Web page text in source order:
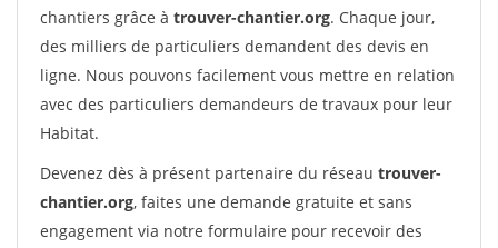
chantiers grâce à trouver-chantier.org. Chaque jour,
des milliers de particuliers demandent des devis en
ligne. Nous pouvons facilement vous mettre en relation
avec des particuliers demandeurs de travaux pour leur
Habitat.
Devenez dès à présent partenaire du réseau trouver-
chantier.org, faites une demande gratuite et sans
engagement via notre formulaire pour recevoir des